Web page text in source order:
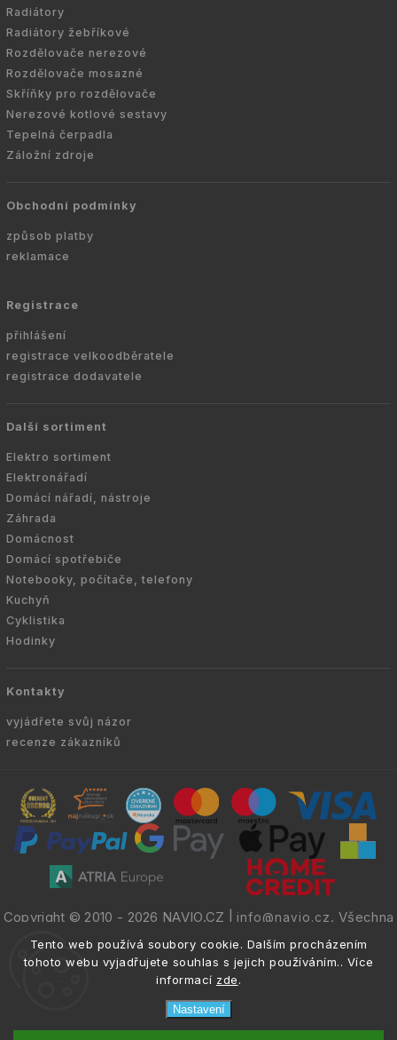
Tento web používá soubory cookie. Dalším procházením
tohoto webu vyjadřujete souhlas s jejich používáním.. Více
informací zde.
Nastavení
Radiátory
Radiátory žebříkové
Rozdělovače nerezové
Rozdělovače mosazné
Skříňky pro rozdělovače
Nerezové kotlové sestavy
Tepelná čerpadla
Záložní zdroje
Obchodní podmínky
způsob platby
reklamace
Registrace
přihlášení
registrace velkoodběratele
registrace dodavatele
Další sortiment
Elektro sortiment
Elektronářadí
Domácí nářadí, nástroje
Záhrada
Domácnost
Domácí spotřebiče
Notebooky, počítače, telefony
Kuchyň
Cyklistika
Hodinky
Kontakty
vyjádřete svůj názor
recenze zákazníků
Copyright © 2010 - 2026 NAVIO.CZ info@navio.cz. Všechna
práva vyhrazena.